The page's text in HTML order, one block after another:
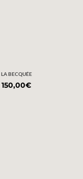
LA BECQUÉE
150,00€